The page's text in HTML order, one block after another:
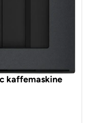
kaffemaskine